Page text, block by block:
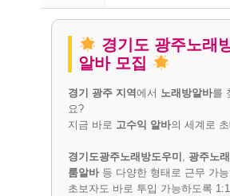
경기도 광주노래
알바 모집
경기 광주 지역에서 노래방알바를
요?
지금 바로 고수익 알바의 세계로
경기도광주노래방도우미 , 광주노
룸알바등 다양한 형태로 근무 가
초보자도 바로 투입 가능하도록